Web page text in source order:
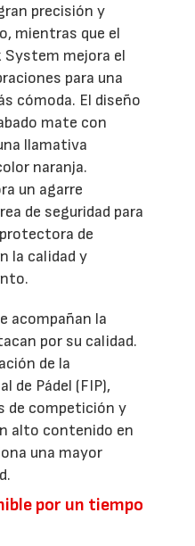
precisión y
mientras que el
mejora el
para una
cómoda. El diseño
mate con
llamativa
naranja.
un agarre
de seguridad para
de
la calidad y
acompañan la
por su calidad.
de la
de Pádel (FIP),
de competición y
alto contenido en
una mayor
por un tiempo